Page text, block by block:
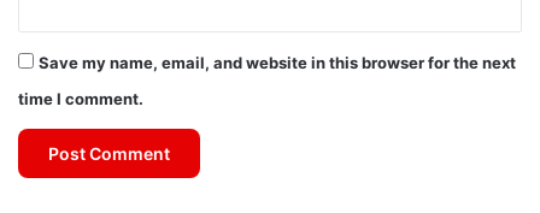
Save my name, email, and website in this browser for the next
time I comment.